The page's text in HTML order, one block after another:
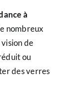
à
nombreux
de
ou
des verres